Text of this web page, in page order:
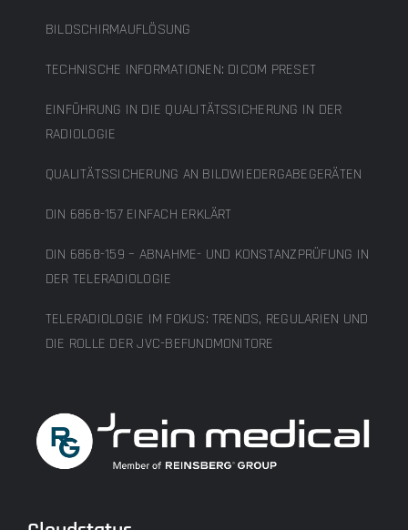
BILDSCHIRMAUFLÖSUNG
TECHNISCHE INFORMATIONEN: DICOM PRESET
EINFÜHRUNG IN DIE QUALITÄTSSICHERUNG IN DER
RADIOLOGIE
QUALITÄTSSICHERUNG AN BILDWIEDERGABEGERÄTEN
DIN 6868-157 EINFACH ERKLÄRT
DIN 6868-159 – ABNAHME- UND KONSTANZPRÜFUNG IN
DER TELERADIOLOGIE
TELERADIOLOGIE IM FOKUS: TRENDS, REGULARIEN UND
DIE ROLLE DER JVC-BEFUNDMONITORE